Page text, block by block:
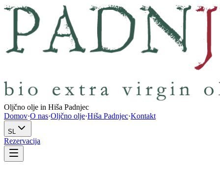
Oljčno olje in Hiša Padnjec
Domov·O nas·Oljčno olje·Hiša Padnjec·Kontakt
SL
Rezervacija